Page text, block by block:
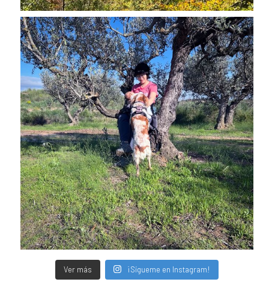
Ver más ¡Sígueme en Instagram!